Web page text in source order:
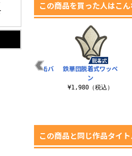
この商品を買った人はこ
孤爪研磨 65mm缶バ
鉄華団脱着式ワッペ
ン
¥1,980（税込）
この商品と同じ作品タイ